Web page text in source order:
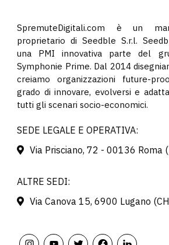
SpremuteDigitali.com è un
proprietario di Seedble S.r.l.
una PMI innovativa parte del
Symphonie Prime. Dal 2014
creiamo organizzazioni future-
grado di innovare, evolversi e
tutti gli scenari socio-economici.
SEDE LEGALE E OPERATIVA:
Via Prisciano, 72 - 00136 Roma
ALTRE SEDI:
Via Canova 15, 6900 Lugano